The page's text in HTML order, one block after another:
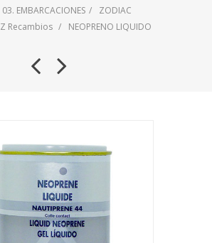
03. EMBARCACIONES
ZODIAC
Z Recambios NEOPRENO LIQUIDO